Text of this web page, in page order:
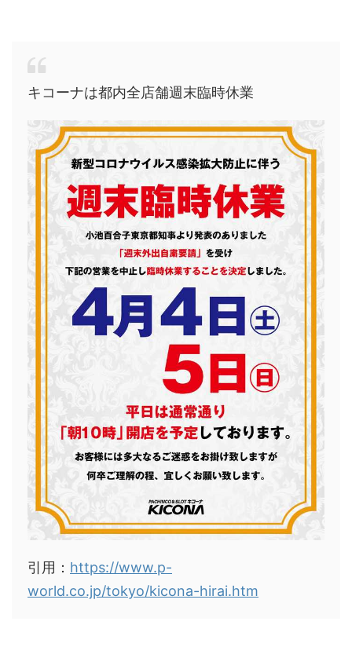
キコーナは都内全店舗週末臨時休業
引用： https://www.p-
world.co.jp/tokyo/kicona-hirai.htm